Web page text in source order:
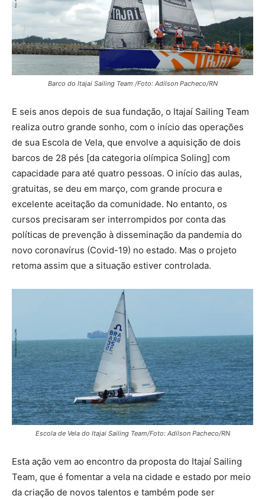
Barco do Itajai Sailing Team /Foto: Adilson Pacheco/RN
E seis anos depois de sua fundação, o Itajaí Sailing Team
realiza outro grande sonho, com o início das operações
de sua Escola de Vela, que envolve a aquisição de dois
barcos de 28 pés [da categoria olímpica Soling] com
capacidade para até quatro pessoas. O início das aulas,
gratuitas, se deu em março, com grande procura e
excelente aceitação da comunidade. No entanto, os
cursos precisaram ser interrompidos por conta das
políticas de prevenção à disseminação da pandemia do
novo coronavírus (Covid-19) no estado. Mas o projeto
retoma assim que a situação estiver controlada.
Escola de Vela do Itajai Sailing Team/Foto: Adilson Pacheco/RN
Esta ação vem ao encontro da proposta do Itajaí Sailing
Team, que é fomentar a vela na cidade e estado por meio
da criação de novos talentos e também pode ser